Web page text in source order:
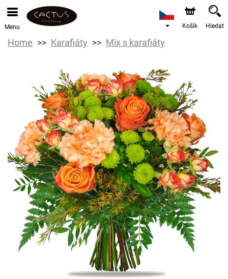
Menu Košík Hledat
Home Karafiáty Mix s karafiáty